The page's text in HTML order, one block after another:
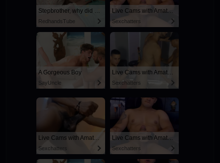
Stepbrother, why did you show me your dick? Now I want to fuck you with my wet pussy
RedhandsTube
Live Cams with Amateur Men
Sexchatters
A Gorgeous Boy
SayUncle
Live Cams with Amateur Men
Sexchatters
Live Cams with Amateur Men
Sexchatters
Live Cams with Amateur Men
Sexchatters